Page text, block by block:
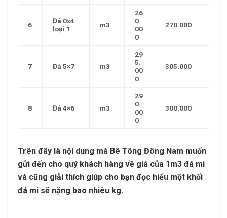
6
Đá 0x4
loại 1
m3
26
0.
00
0
270.000
7 Đá 5×7 m3
29
5.
00
0
305.000
8 Đá 4×6 m3
29
0.
00
0
300.000
Trên đây là nội dung mà Bê Tông Đông Nam muốn
gửi đến cho quý khách hàng về giá của 1m3 đá mi
và cũng giải thích giúp cho bạn đọc hiểu một khối
đá mi sẽ nặng bao nhiêu kg.